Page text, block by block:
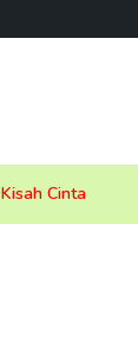
Kisah Cinta